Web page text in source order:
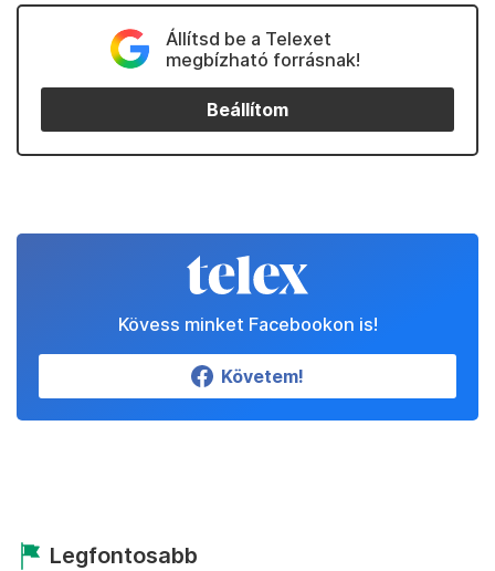
Állítsd be a Telexet
megbízható forrásnak!
Beállítom
Kövess minket Facebookon is!
Követem!
Legfontosabb